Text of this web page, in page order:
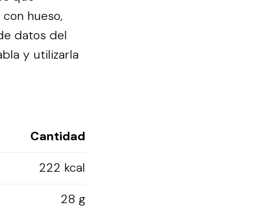
hueso,
datos del
y utilizarla
Cantidad
222 kcal
28 g